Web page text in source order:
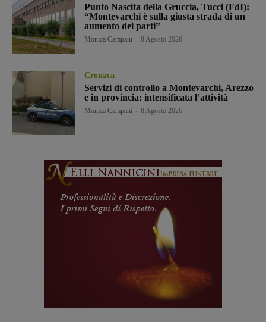
Punto Nascita della Gruccia, Tucci (FdI):
“Montevarchi è sulla giusta strada di un
aumento dei parti”
Monica Campani 8 Agosto 2026
Cronaca
Servizi di controllo a Montevarchi, Arezzo
e in provincia: intensificata l’attività
Monica Campani 8 Agosto 2026